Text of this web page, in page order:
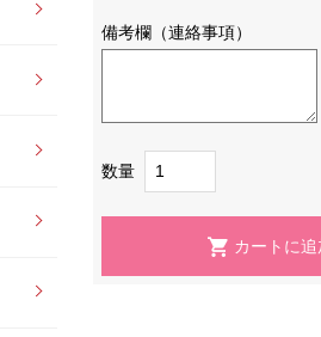
備考欄（連絡事項）
数量